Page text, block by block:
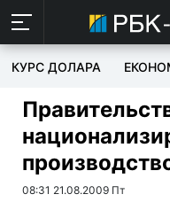
КУРС ДОЛАРА
08:31 21.08.2009 Пт